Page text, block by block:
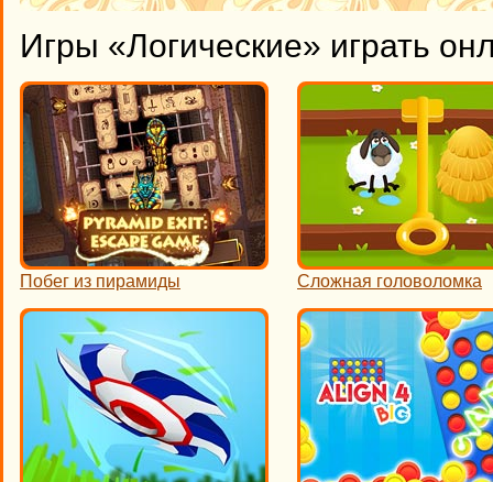
Игры «Логические» играть
Побег из пирамиды Сложная головоломка